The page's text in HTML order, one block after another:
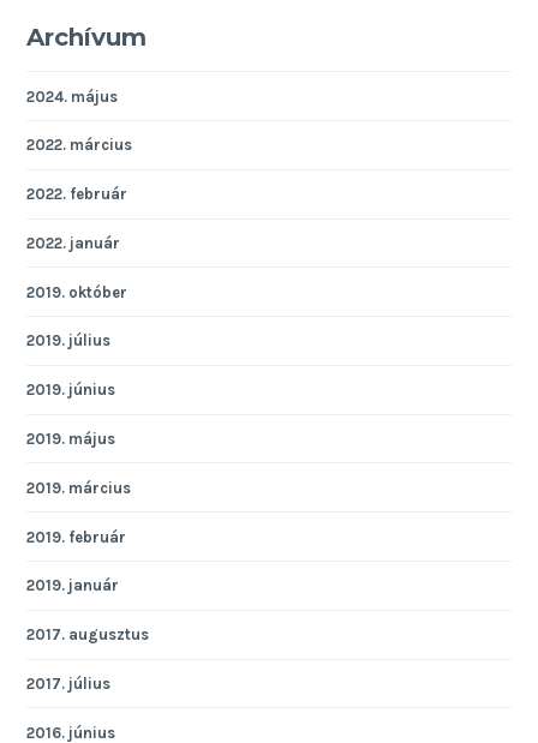
Archívum
2024. május
2022. március
2022. február
2022. január
2019. október
2019. július
2019. június
2019. május
2019. március
2019. február
2019. január
2017. augusztus
2017. július
2016. június